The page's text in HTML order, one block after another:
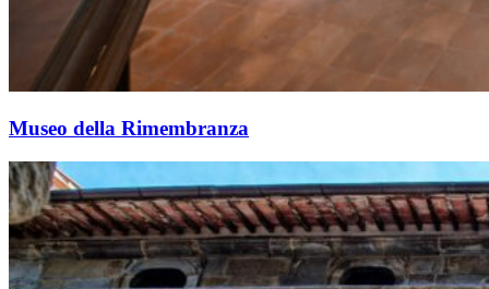
Museo della Rimembranza